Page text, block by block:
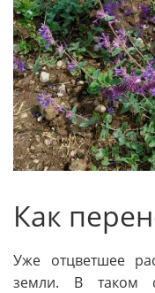
Как
Уже отцветшее
земли. В таком